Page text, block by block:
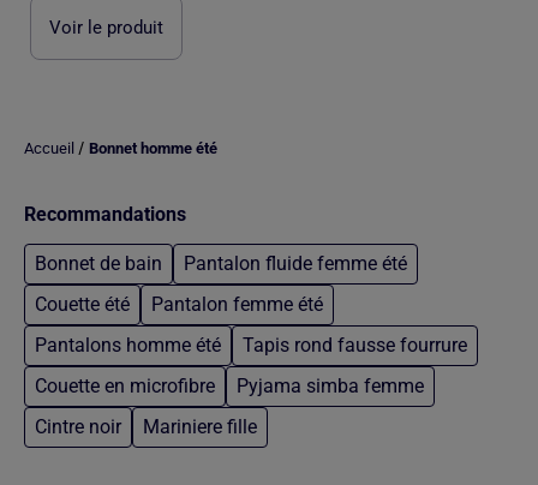
Voir le produit
Accueil / Bonnet homme été
Recommandations
Bonnet de bain
Pantalon fluide femme été
Couette été
Pantalon femme été
Pantalons homme été
Tapis rond fausse fourrure
Couette en microfibre
Pyjama simba femme
Cintre noir
Mariniere fille